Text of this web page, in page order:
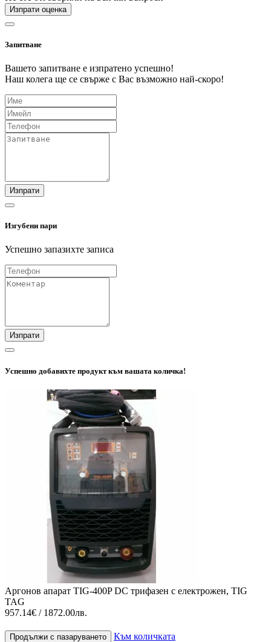
Изпрати оценка
Запитване
Вашето запитване е изпратено успешно!
Наш колега ще се свърже с Вас възможно най-скоро!
Изпрати
Изгубени пари
Успешно запазихте записа
Изпрати
Успешно добавихте продукт към вашата количка!
Аргонов апарат TIG-400P DC трифазен с електрожен, TIG
TAG
957.14€ / 1872.00лв.
Продължи с пазаруването Към количката